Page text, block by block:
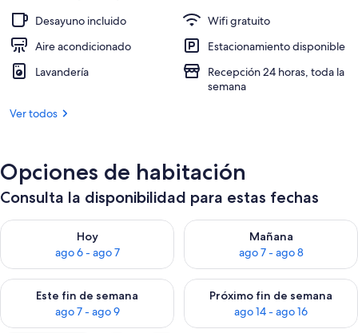
Wifi gratis
Desayuno incluido
Wifi gratuito
Aire acondicionado
Estacionamiento disponible
Lavandería
Recepción 24 horas, toda la
semana
Ver todos
Opciones de habitación
Consulta la disponibilidad para estas fechas
Hoy
ago 6 - ago 7
Consulta la disponibilidad para hoy ago 6 - ago 7
Mañana
ago 7 - ago 8
Consulta la disponibilidad
Este fin de semana
ago 7 - ago 9
Consulta la disponibilidad para este fin de semana ago 7 -
Próximo fin de semana
ago 14 - ago 16
Consulta la disponibilidad